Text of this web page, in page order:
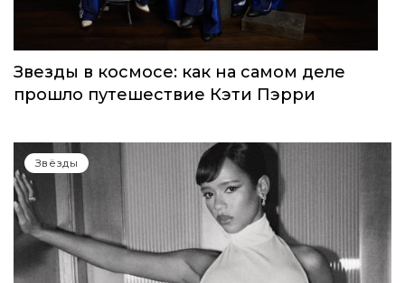
Звезды в космосе: как на самом деле
прошло путешествие Кэти Пэрри
Звёзды